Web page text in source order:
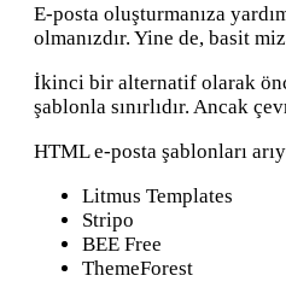
E-posta oluşturmanıza
olmanızdır. Yine de, basit
İkinci bir alternatif olarak
şablonla sınırlıdır. Ancak
HTML e-posta şablonları
Litmus Templates
Stripo
BEE Free
ThemeForest